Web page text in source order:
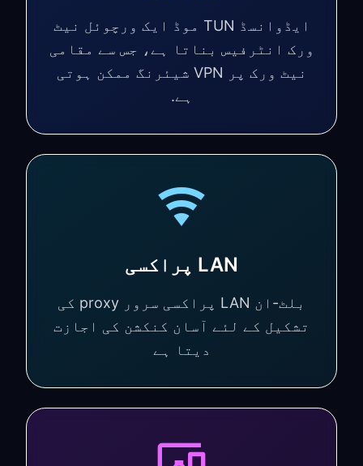
ایڈوانسڈ TUN موڈ ایک ورچوئل نیٹ
ورک انٹرفیس بناتا ہے، جس سے مقامی
نیٹ ورک پر VPN شیئرنگ ممکن ہوتی
ہے.
LAN پراکسی
بلٹ-ان LAN پراکسی سرور proxy کی
تشکیل کے لئے آسان کنکشن کی اجازت
دیتا ہے